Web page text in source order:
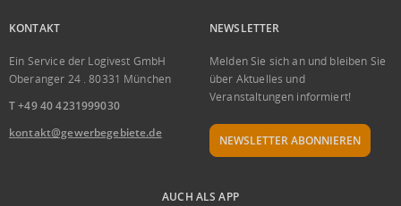
KONTAKT
Ein Service der Logivest GmbH
Oberanger 24 . 80331 München
T +49 40 4231999030
kontakt@gewerbegebiete.de
NEWSLETTER
Melden Sie sich an und bleiben Sie
über Aktuelles und
Veranstaltungen informiert!
NEWSLETTER ABONNIEREN
AUCH ALS APP